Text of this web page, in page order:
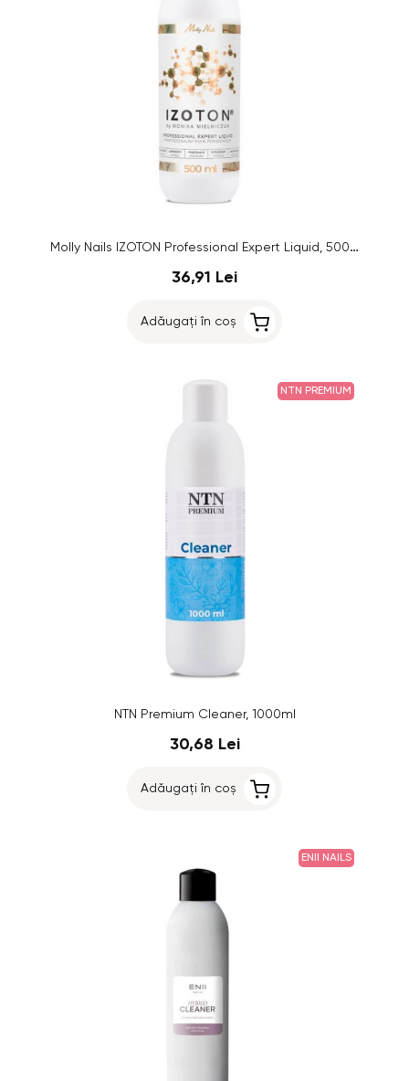
Molly Nails IZOTON Professional Expert Liquid, 500ml
36,91 Lei
Adăugați în coș
NTN PREMIUM
NTN Premium Cleaner, 1000ml
30,68 Lei
Adăugați în coș
ENII NAILS